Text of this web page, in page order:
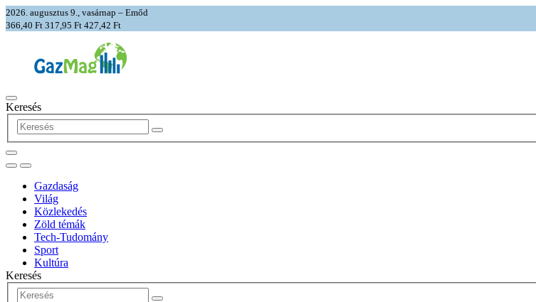
2026. augusztus 9., vasárnap – Emőd
366,40 Ft 317,95 Ft 427,42 Ft
Keresés
Gazdaság
Világ
Közlekedés
Zöld témák
Tech-Tudomány
Sport
Kultúra
Keresés